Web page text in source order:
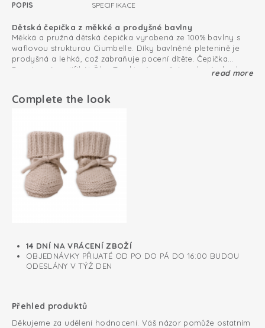
POPIS SPECIFIKACE
Dětská čepička z měkké a prodyšné bavlny
Měkká a pružná dětská čepička vyrobená ze 100% bavlny s
waflovou strukturou Ciumbelle. Díky bavlněné pletenině je
prodyšná a lehká, což zabraňuje pocení dítěte. Čepička
Beanie má certifikát Öko-Tex, který zaručuje nulový obsah
čepičky zajišťuje, že miminku bude skvěle sedět a udrží jeho
hlavičku v teple. Díky bezešvému střihu poskytuje čepička
měkoučkými capáčky. Krásný dárek na baby shower!
Bavlněná pletenina; prodyšná a měkká
Bezešvý design
read more
Complete the look
14 DNÍ NA VRÁCENÍ ZBOŽÍ
OBJEDNÁVKY PŘIJATÉ OD PO DO PÁ DO 16:00 BUDOU
ODESLÁNY V TÝŽ DEN
Přehled produktů
Děkujeme za udělení hodnocení. Váš názor pomůže ostatním